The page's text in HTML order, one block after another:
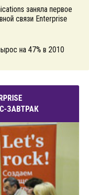
заняла первое
связи Enterprise
на 47% в 2010
ЗАВТРАК